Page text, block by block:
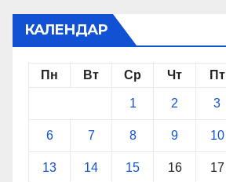
КАЛЕНДАР
Пн Вт Ср Чт Пт
1 2 3
6 7 8 9 10
13 14 15 16 17